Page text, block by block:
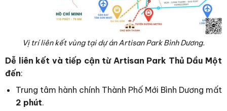
Vị trí liên kết vùng tại dự án Artisan Park Bình Dương.
Dễ liên kết và tiếp cận từ Artisan Park Thủ Dầu Một
đến:
Trung tâm hành chính Thành Phố Mới Bình Dương mất
2 phút.